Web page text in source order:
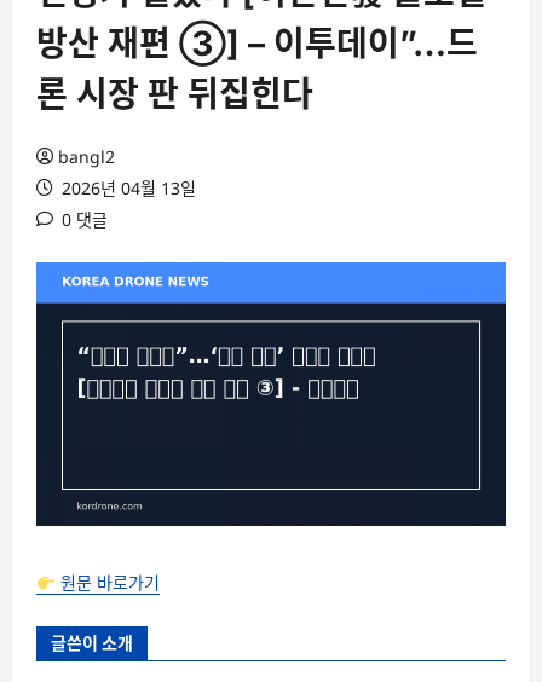
방산 재편 ③] – 이투데이”…드
론 시장 판 뒤집힌다
bangl2
2026년 04월 13일
0 댓글
원문 바로가기
글쓴이 소개